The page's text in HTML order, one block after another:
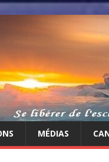
MÉDIAS